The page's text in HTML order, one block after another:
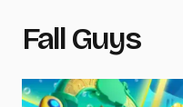
Fall Guys